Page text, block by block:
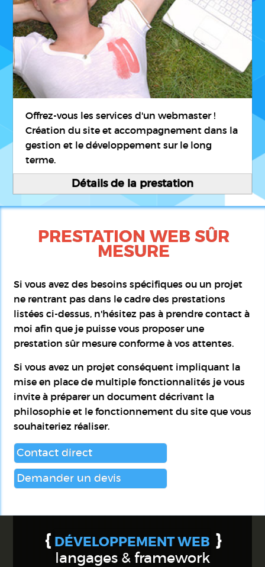
Offrez-vous les services d'un webmaster !
Création du site et accompagnement dans la
gestion et le développement sur le long
terme.
Détails de la prestation
PRESTATION WEBSÛR
MESURE
Si vous avez des besoins spécifiques ou un projet
ne rentrant pas dans le cadre des prestations
listées ci-dessus, n'hésitez pas à prendre contact à
moi afin que je puisse vous proposer une
prestation sûr mesure conforme à vos attentes.
Si vous avez un projet conséquent impliquant la
mise en place de multiple fonctionnalités je vous
invite à préparer un document décrivant la
philosophie et le fonctionnement du site que vous
souhaiteriez réaliser.
Contact direct
Demander un devis
{ DÉVELOPPEMENT WEB }
langages & framework